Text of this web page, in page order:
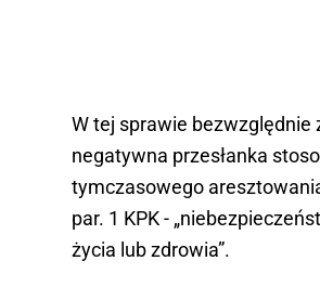
W tej sprawie bezwzględnie
negatywna przesłanka
tymczasowego
par. 1 KPK -
życia lub zdrowia”.